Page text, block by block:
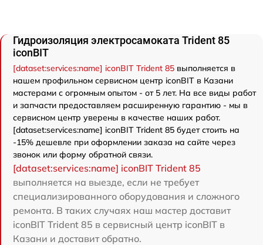
Гидроизоляция электросамоката Trident 85
iconBIT
[dataset:services:name] iconBIT Trident 85 выполняется в
нашем профильном сервисном центр iconBIT в Казани
мастерами с огромным опытом - от 5 лет. На все виды работ
и запчасти предоставляем расширенную гарантию - мы в
сервисном центр уверены в качестве наших работ.
[dataset:services:name] iconBIT Trident 85 будет стоить на
-15% дешевле при оформлении заказа на сайте через
звонок или форму обратной связи.
[dataset:services:name] iconBIT Trident 85
выполняется на выезде, если не требует
специализированного оборудования и сложного
ремонта. В таких случаях наш мастер доставит
iconBIT Trident 85 в сервисный центр iconBIT в
Казани и доставит обратно.